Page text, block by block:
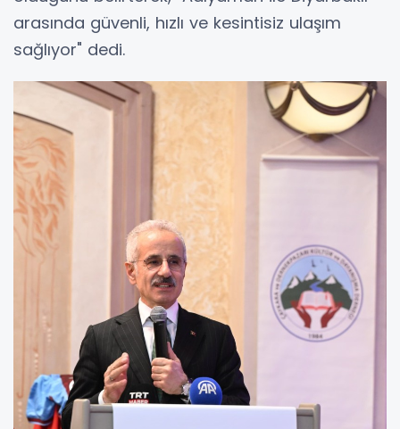
arasında güvenli, hızlı ve kesintisiz ulaşım
sağlıyor" dedi.